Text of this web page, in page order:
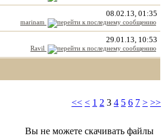
08.02.13, 01:35
marinam
29.01.13, 10:53
Ravil
<< < 1 2 3 4 5 6 7 > >>
Вы не можете скачивать файлы